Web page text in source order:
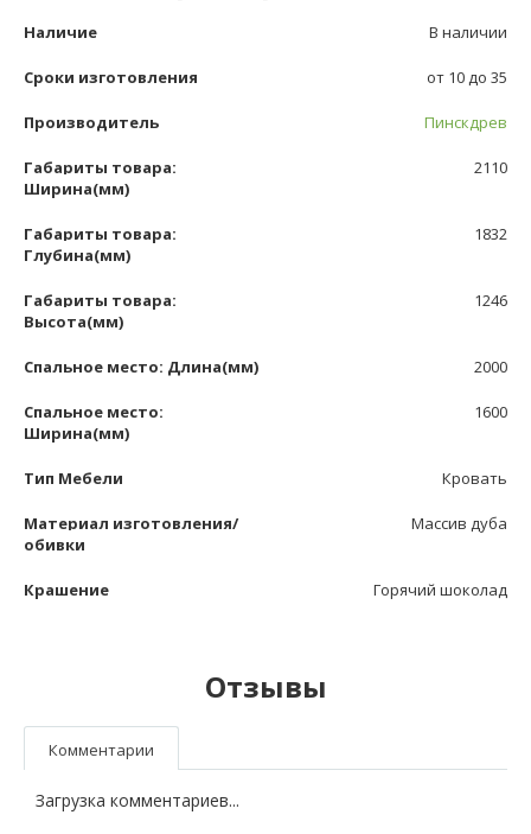
Наличие В наличии
Сроки изготовления от 10 до 35
Производитель Пинскдрев
Габариты товара:
Ширина(мм)
2110
Габариты товара:
Глубина(мм)
1832
Габариты товара:
Высота(мм)
1246
Спальное место: Длина(мм) 2000
Спальное место:
Ширина(мм)
1600
Тип Мебели Кровать
Материал изготовления/
обивки
Массив дуба
Крашение Горячий шоколад
Отзывы
Комментарии
Загрузка комментариев...